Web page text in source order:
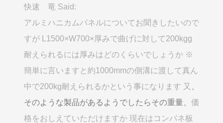
快速 竜 Said:
アルミハニカムパネルについてお聞きしたいので
すが L1500×W700×厚みで曲げに対して200kgg
耐えられるには厚みはどのくらいでしょうか ※
簡単に言いますと約1000mmの側溝に渡して真ん
中で200kg耐えられるかという事になります 又
そのような製品があるようでしたらその重量、 価
格をおしえていただけますか 現在はコンパネ板